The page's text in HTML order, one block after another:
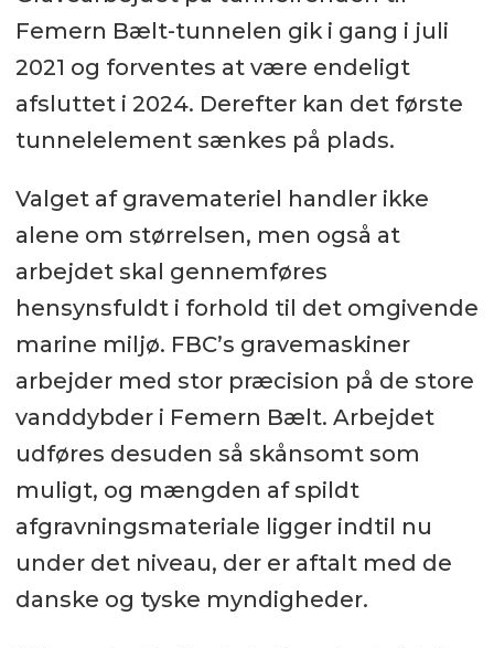
Femern Bælt-tunnelen gik i gang i juli
2021 og forventes at være endeligt
afsluttet i 2024. Derefter kan det første
tunnelelement sænkes på plads.
Valget af gravemateriel handler ikke
alene om størrelsen, men også at
arbejdet skal gennemføres
hensynsfuldt i forhold til det omgivende
marine miljø. FBC’s gravemaskiner
arbejder med stor præcision på de store
vanddybder i Femern Bælt. Arbejdet
udføres desuden så skånsomt som
muligt, og mængden af spildt
afgravningsmateriale ligger indtil nu
under det niveau, der er aftalt med de
danske og tyske myndigheder.